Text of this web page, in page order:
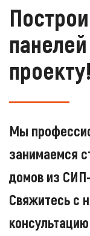
проекту!
Мы
занимаемся
домов из
Свяжитесь с